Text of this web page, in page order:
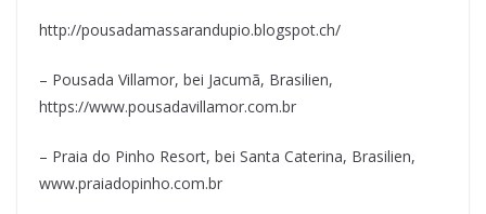
http://pousadamassarandupio.blogspot.ch/
– Pousada Villamor, bei Jacumã, Brasilien,
https://www.pousadavillamor.com.br
– Praia do Pinho Resort, bei Santa Caterina, Brasilien,
www.praiadopinho.com.br